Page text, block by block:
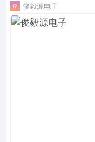
俊毅源电子